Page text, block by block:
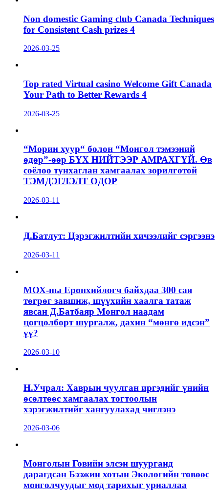
Non domestic Gaming club Canada Techniques
for Consistent Cash prizes 4
2026-03-25
Top rated Virtual casino Welcome Gift Canada
Your Path to Better Rewards 4
2026-03-25
“Морин хуур“ болон “Монгол тэмээний
өдөр”-өөр БҮХ НИЙТЭЭР АМРАХГҮЙ. Өв
соёлоо тунхаглан хамгаалах зорилготой
ТЭМДЭГЛЭЛТ ӨДӨР
2026-03-11
Д.Батлут: Цэрэгжилтийн хичээлийг сэргээнэ
2026-03-11
МОХ-ны Ерөнхийлөгч байхдаа 300 сая
төгрөг завшиж, шүүхийн хаалга татаж
явсан Д.Батбаяр Монгол наадам
цогцолборт шургалж, дахин “мөнгө идсэн”
үү?
2026-03-10
Н.Учрал: Хаврын чуулган иргэдийг үнийн
өсөлтөөс хамгаалах тогтоолын
хэрэгжилтийг хангуулахад чиглэнэ
2026-03-06
Монголын Говийн элсэн шуурганд
дарагдсан Бээжин хотын Экологийн төвөөс
монголчуудыг мод тарихыг уриаллаа